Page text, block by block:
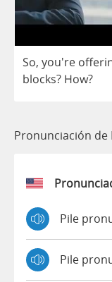
So, you're
blocks? How?
Pronunciación de
Pile
Pile